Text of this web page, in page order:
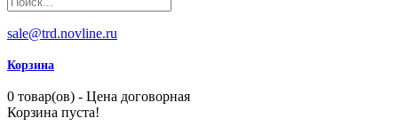
sale@trd.novline.ru
Корзина
0 товар(ов) - Цена договорная
Корзина пуста!